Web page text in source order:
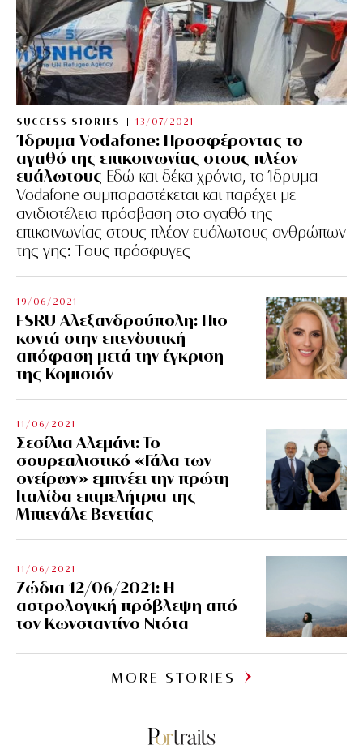
SUCCESS STORIES 13/07/2021
Ίδρυμα Vodafone: Προσφέροντας το
αγαθό της επικοινωνίας στους πλέον
ευάλωτους Εδώ και δέκα χρόνια, το Ίδρυμα
Vodafone συμπαραστέκεται και παρέχει με
ανιδιοτέλεια πρόσβαση στο αγαθό της
επικοινωνίας στους πλέον ευάλωτους ανθρώπων
της γης: Tους πρόσφυγες
19/06/2021
FSRU Αλεξανδρούπολη: Πιο
κοντά στην επενδυτική
απόφαση μετά την έγκριση
της Κομισιόν
11/06/2021
Σεσίλια Αλεμάνι: Το
σουρεαλιστικό «Γάλα των
ονείρων» εμπνέει την πρώτη
Ιταλίδα επιμελήτρια της
Μπιενάλε Βενετίας
11/06/2021
Ζώδια 12/06/2021: Η
αστρολογική πρόβλεψη από
τον Κωνσταντίνο Ντότα
MORE STORIES